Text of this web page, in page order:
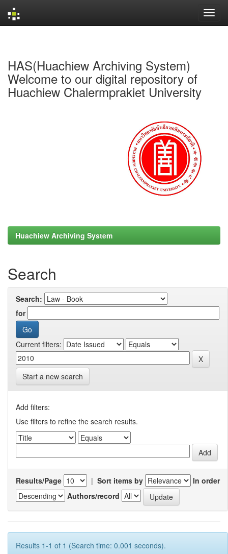
HAS(Huachiew Archiving System)
Welcome to our digital repository of
Huachiew Chalermprakiet University
Huachiew Archiving System
Search
Search:
for
Current filters:
Start a new search
Add filters:
Use filters to refine the search results.
Results/Page | Sort items by
In order
Authors/record
Results 1-1 of 1 (Search time: 0.001 seconds).